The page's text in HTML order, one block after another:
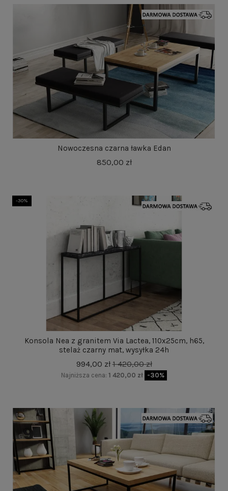
Nowoczesna czarna ławka Edan
850,00 zł
-30%
Konsola Nea z granitem Via Lactea, 110x25cm, h65,
stelaż czarny mat, wysyłka 24h
994,00 zł1 420,00 zł
Najniższa cena: 1 420,00 zł -30%